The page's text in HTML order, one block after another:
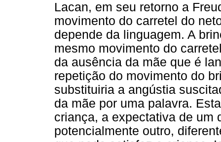
Lacan, em seu retorno a
movimento do carretel do
depende da linguagem. A
mesmo movimento do
da ausência da mãe que é
repetição do movimento do
substituiria a angústia
da mãe por uma palavra.
criança, a expectativa de um
potencialmente outro,